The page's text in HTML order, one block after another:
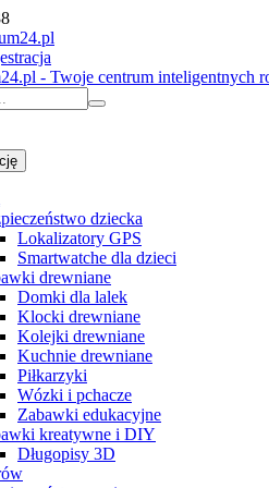
dziecka
Lokalizatory GPS
Smartwatche dla dzieci
drewniane
Domki dla lalek
Klocki drewniane
Kolejki drewniane
Kuchnie drewniane
Piłkarzyki
Wózki i pchacze
Zabawki edukacyjne
kreatywne i DIY
Długopisy 3D